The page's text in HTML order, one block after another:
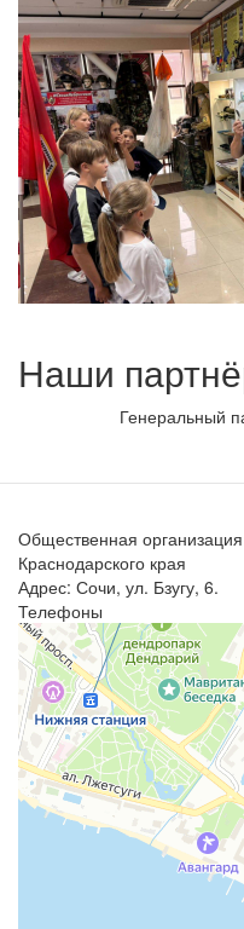
Наши
Генеральный
Общественная
Краснодарского края
Адрес: Сочи, ул. Бзугу, 6.
Телефоны